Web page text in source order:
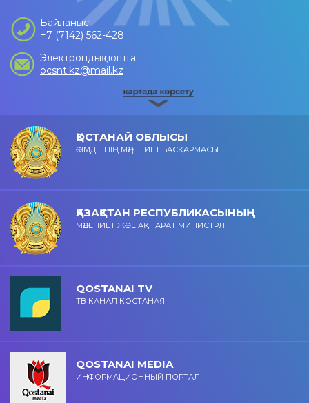
Байланыс:
+7 (7142) 562-428
Электрондық пошта:
ocsnt.kz@mail.kz
ҚОСТАНАЙ ОБЛЫСЫ
ӘКІМДІГІНІҢ МӘДЕНИЕТ БАСҚАРМАСЫ
ҚАЗАҚСТАН РЕСПУБЛИКАСЫНЫҢ
МӘДЕНИЕТ ЖӘНЕ АҚПАРАТ МИНИСТРЛІГІ
QOSTANAI TV
ТВ КАНАЛ КОСТАНАЯ
QOSTANAI MEDIA
ИНФОРМАЦИОННЫЙ ПОРТАЛ